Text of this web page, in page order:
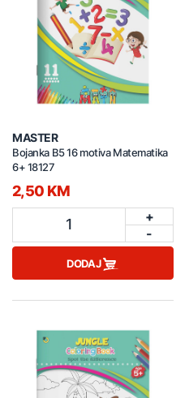
MASTER
Bojanka B5 16 motiva Matematika
6+ 18127
2,50 KM
1
+
-
DODAJ